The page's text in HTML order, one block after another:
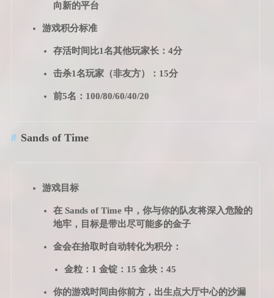
向新的平台
游戏积分标准
存活时间比1名其他玩家长：4分
击杀1名玩家（非友方）：15分
前5名：100/80/60/40/20
Sands of Time
游戏目标
在 Sands of Time 中，你与你的队友将深入危险的
地牢，目标是带出尽可能多的金子
金会在拾取时自动转化为积分：
金粒：1 金锭：15 金块：45
你的游戏时间由你前方，出生点大厅中心的沙漏